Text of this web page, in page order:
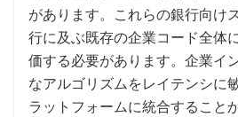
があります。これらの銀行向け
行に及ぶ既存の企業コード全体
価する必要があります。企業イ
なアルゴリズムをレイテンシに
ラットフォームに統合すること